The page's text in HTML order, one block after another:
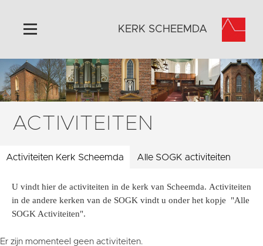
Home
Algemeen
Historie
Activiteiten
Contact
Vaktaal
KERK SCHEEMDA
ACTIVITEITEN
Activiteiten Kerk Scheemda Alle SOGK activiteiten
U vindt hier de activiteiten in de kerk van Scheemda. Activiteiten
in de andere kerken van de SOGK vindt u onder het kopje "Alle
SOGK Activiteiten".
Er zijn momenteel geen activiteiten.